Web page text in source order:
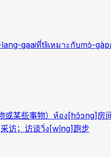
gaaiที่tîiเหมาะกับmɔ̀-gàp
某些事物） ห้อง [hɔ̂ɔng] 房
采访；访谈วิ่ง [wîng] 跑步